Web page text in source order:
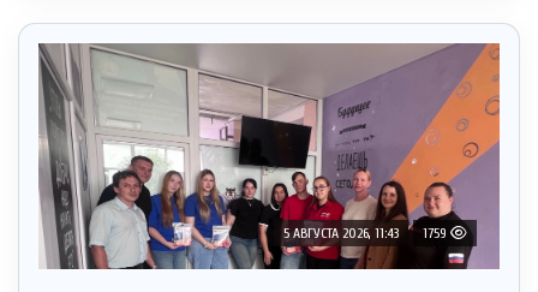
5 АВГУСТА 2026, 11:43 1759